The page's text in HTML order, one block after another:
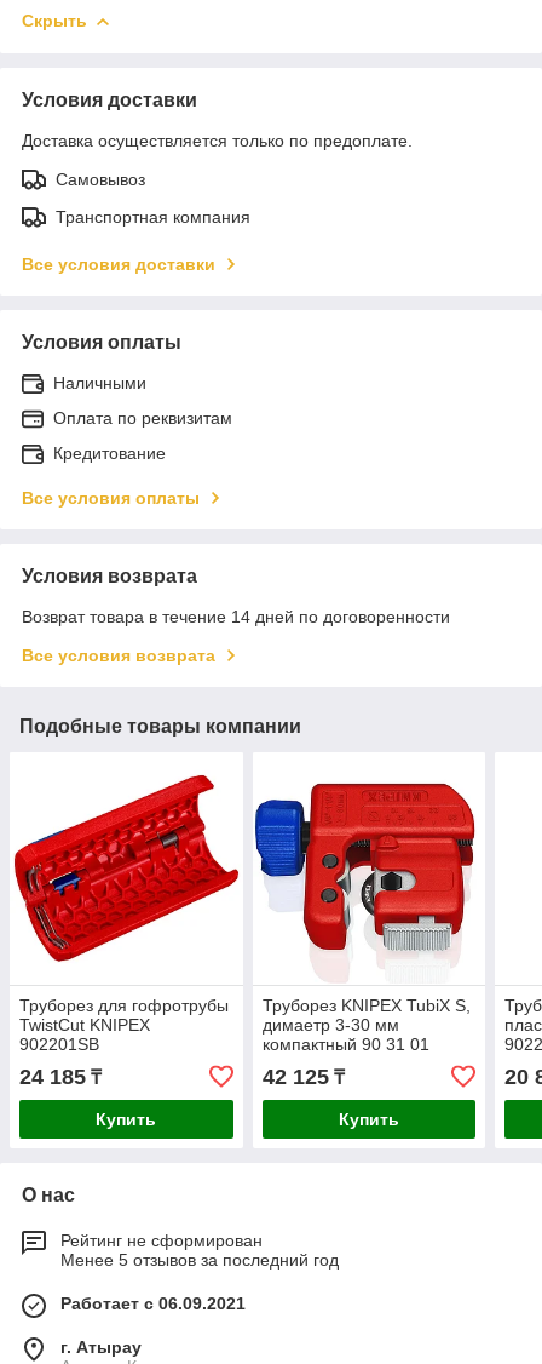
Скрыть
Условия доставки
Доставка осуществляется только по предоплате.
Самовывоз
Транспортная компания
Все условия доставки
Условия оплаты
Наличными
Оплата по реквизитам
Кредитование
Все условия оплаты
Условия возврата
Возврат товара в течение 14 дней по договоренности
Все условия возврата
Подобные товары компании
Труборез для гофротрубы
TwistCut KNIPEX
902201SB
24 185 ₸
Купить
Труборез KNIPEX TubiX S,
димаетр 3-30 мм
компактный 90 31 01
42 125₸
Купить
20
О нас
Рейтинг не сформирован
Менее 5 отзывов за последний год
Работает с 06.09.2021
г. Атырау